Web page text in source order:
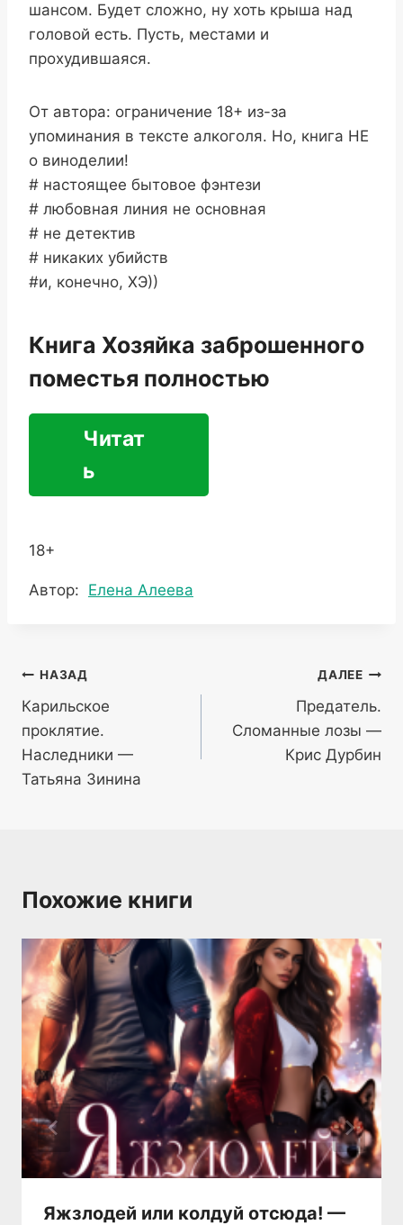
шансом. Будет сложно, ну хоть крыша над
головой есть. Пусть, местами и
прохудившаяся.
От автора: ограничение 18+ из-за
упоминания в тексте алкоголя. Но, книга НЕ
о виноделии!
# настоящее бытовое фэнтези
# любовная линия не основная
# не детектив
# никаких убийств
#и, конечно, ХЭ))
Книга Хозяйка заброшенного
поместья полностью
Читат
ь
18+
Метки
Автор: Елена Алеева
Навигация
по
записям
НАЗАД
Карильское
проклятие.
Наследники —
Татьяна Зинина
ДАЛЕЕ
Предатель.
Сломанные лозы —
Крис Дурбин
Похожие книги
Яжзлодей или колдуй отсюда! —